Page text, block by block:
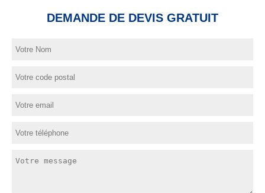
DEMANDE DE DEVIS GRATUIT